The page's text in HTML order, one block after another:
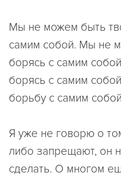
Мы не можем быть
самим собой. Мы не
борясь с самим
борясь с самим
борьбу с самим
Я уже не говорю о
либо запрещают, он
сделать. О многом